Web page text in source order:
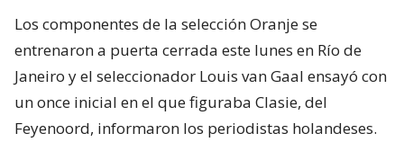
Los componentes de la selección Oranje se
entrenaron a puerta cerrada este lunes en Río de
Janeiro y el seleccionador Louis van Gaal ensayó con
un once inicial en el que figuraba Clasie, del
Feyenoord, informaron los periodistas holandeses.